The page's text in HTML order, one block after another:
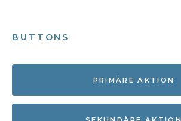
BUTTONS
PRIMÄRE AKTION